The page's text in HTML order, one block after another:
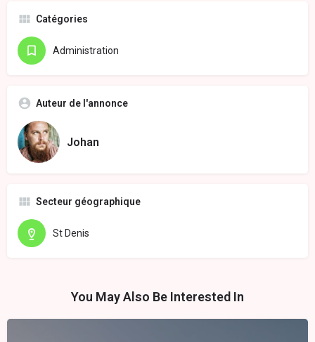
Catégories
Administration
Auteur de l'annonce
Johan
Secteur géographique
St Denis
You May Also Be Interested In